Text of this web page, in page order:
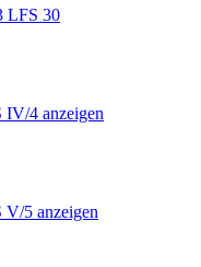
LFS 30
IV/4 anzeigen
V/5 anzeigen